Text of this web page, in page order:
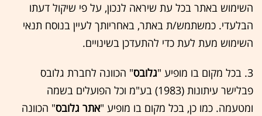
השימוש באתר בכל עת שיראה לנכון, על פי שיקול דעתו
הבלעדי. כמשתמש/ת באתר, באחריותך לעיין בנוסח תנאי
השימוש מעת לעת כדי להתעדכן בשינויים.
3. בכל מקום בו מופיע " גלובס" הכוונה לחברת גלובס
פבלישר עיתונות (1983) בע"מ וכל הפועלים בשמה
ומטעמה. כמו כן, בכל מקום בו מופיע "אתר גלובס" הכוונה